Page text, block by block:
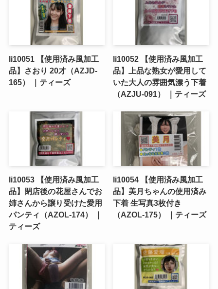
li10051 【使用済み風加工
品】さおり 20才（AZJD-
165） ｜ティーズ
li10052 【使用済み風加工
品】上品な熟女が愛用して
いた大人の雰囲気漂う下着
（AZJU-091） ｜ティーズ
li10053 【使用済み風加工
品】閉店後の花屋さんでお
姉さんから譲り受けた愛用
パンティ（AZOL-174） ｜
ティーズ
li10054 【使用済み風加工
品】美月ちゃんの使用済み
下着 生写真3枚付き
（AZOL-175） ｜ティーズ